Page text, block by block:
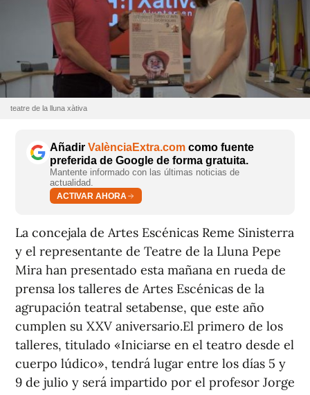
teatre de la lluna xàtiva
Añadir ValènciaExtra.com como fuente
preferida de Google de forma gratuita.
Mantente informado con las últimas noticias de
actualidad.
ACTIVAR AHORA
La concejala de Artes Escénicas Reme Sinisterra
y el representante de Teatre de la Lluna Pepe
Mira han presentado esta mañana en rueda de
prensa los talleres de Artes Escénicas de la
agrupación teatral setabense, que este año
cumplen su XXV aniversario.El primero de los
talleres, titulado «Iniciarse en el teatro desde el
cuerpo lúdico», tendrá lugar entre los días 5 y
9 de julio y será impartido por el profesor Jorge